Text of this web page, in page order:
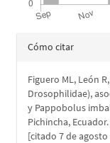
Detalles
artículo
Cómo citar
Figuero ML, León
Drosophilidae),
y Pappobolus
Pichincha,
[citado 7 de agosto